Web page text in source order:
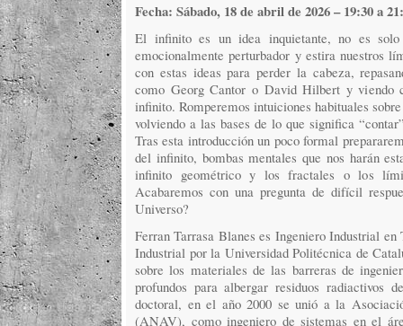
Fecha: Sábado, 18 de abril de 2026 – 19:30 a
El infinito es un idea inquietante, no es
emocionalmente perturbador y estira nuestros
con estas ideas para perder la cabeza,
como Georg Cantor o David Hilbert y viendo
infinito. Romperemos intuiciones habituales
volviendo a las bases de lo que significa
Tras esta introducción un poco formal
del infinito, bombas mentales que nos harán
infinito geométrico y los fractales o los
Acabaremos con una pregunta de difícil
Universo?
Ferran Tarrasa Blanes es Ingeniero Industrial
Industrial por la Universidad Politécnica de
sobre los materiales de las barreras de
profundos para albergar residuos radiactivos
doctoral, en el año 2000 se unió a la
(ANAV), como ingeniero de sistemas en el